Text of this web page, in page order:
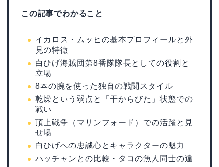
この記事でわかること
イカロス・ムッヒの基本プロフィールと外
見の特徴
白ひげ海賊団第8番隊隊長としての役割と
立場
8本の腕を使った独自の戦闘スタイル
乾燥という弱点と「干からびた」状態での
戦い
頂上戦争（マリンフォード）での活躍と見
せ場
白ひげへの忠誠心とキャラクターの魅力
ハッチャンとの比較・タコの魚人同士の違